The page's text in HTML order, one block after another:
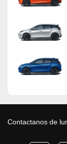
Contactanos de